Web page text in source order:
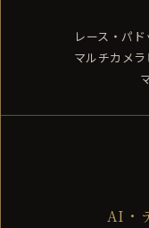
レース・パ
マルチカメ
AI・